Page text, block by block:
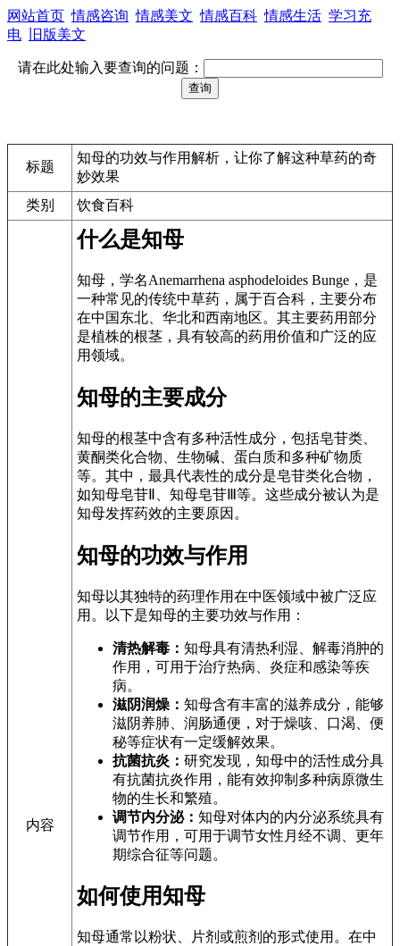
网站首页 情感咨询 情感美文 情感百科 情感生活 学习充
电
旧版美文
请在此处输入要查询的问题：
标题
知母的功效与作用解析，让你了解这种草药的奇
妙效果
类别
饮食百科
内容
什么是知母
知母，学名Anemarrhena asphodeloides Bunge，是
一种常见的传统中草药，属于百合科，主要分布
在中国东北、华北和西南地区。其主要药用部分
是植株的根茎，具有较高的药用价值和广泛的应
用领域。
知母的主要成分
知母的根茎中含有多种活性成分，包括皂苷类、
黄酮类化合物、生物碱、蛋白质和多种矿物质
等。其中，最具代表性的成分是皂苷类化合物，
如知母皂苷Ⅱ、知母皂苷Ⅲ等。这些成分被认为是
知母发挥药效的主要原因。
知母的功效与作用
知母以其独特的药理作用在中医领域中被广泛应
用。以下是知母的主要功效与作用：
清热解毒： 知母具有清热利湿、解毒消肿的
作用，可用于治疗热病、炎症和感染等疾
病。
滋阴润燥： 知母含有丰富的滋养成分，能够
滋阴养肺、润肠通便，对于燥咳、口渴、便
秘等症状有一定缓解效果。
抗菌抗炎： 研究发现，知母中的活性成分具
有抗菌抗炎作用，能有效抑制多种病原微生
物的生长和繁殖。
调节内分泌： 知母对体内的内分泌系统具有
调节作用，可用于调节女性月经不调、更年
期综合征等问题。
如何使用知母
知母通常以粉状、片剂或煎剂的形式使用。在中